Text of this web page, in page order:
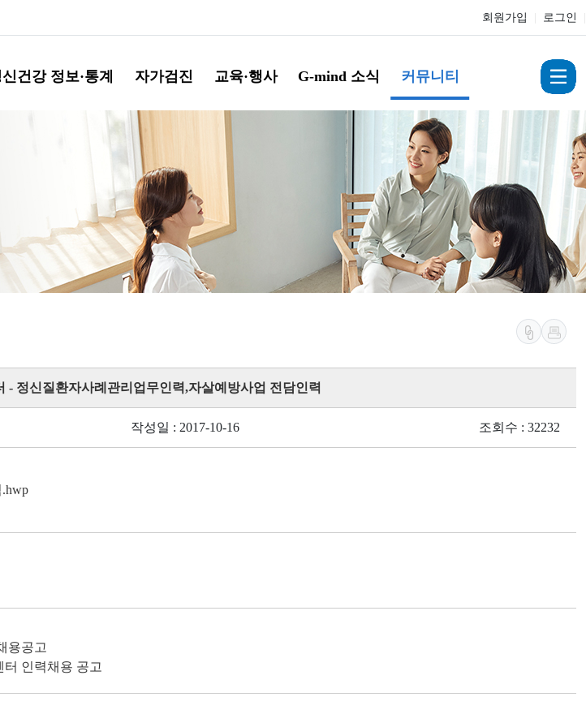
회원가입 로그인
건강 정보·통계 자가검진 교육·행사 G-mind 소식 커뮤니티
- 정신질환자사례관리업무인력,자살예방사업 전담인력
작성일 : 2017-10-16 조회수 : 32232
용공고
인력채용 공고